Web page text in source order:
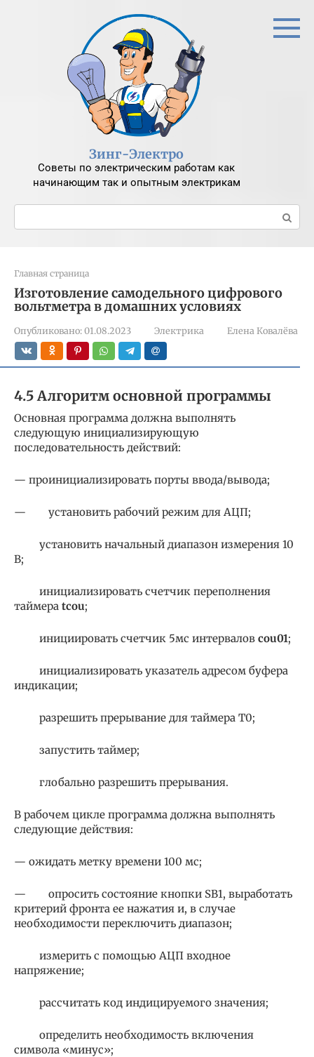
Зинг-Электро
Советы по электрическим работам как
начинающим так и опытным электрикам
Поиск:
Главная страница
Изготовление самодельного цифрового
вольтметра в домашних условиях
Опубликовано:01.08.2023 Электрика Елена Ковалёва
4.5 Алгоритм основной программы
Основная программа должна выполнять
следующую инициализирующую
последовательность действий:
— проинициализировать порты ввода/вывода;
— установить рабочий режим для АЦП;
установить начальный диапазон измерения 10
В;
инициализировать счетчик переполнения
таймера tcou;
инициировать счетчик 5мс интервалов cou01;
инициализировать указатель адресом буфера
индикации;
разрешить прерывание для таймера Т0;
запустить таймер;
глобально разрешить прерывания.
В рабочем цикле программа должна выполнять
следующие действия:
— ожидать метку времени 100 мс;
— опросить состояние кнопки SB1, выработать
критерий фронта ее нажатия и, в случае
необходимости переключить диапазон;
измерить с помощью АЦП входное
напряжение;
рассчитать код индицируемого значения;
определить необходимость включения
символа «минус»;